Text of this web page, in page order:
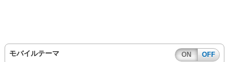
モバイルテーマ ON OFF